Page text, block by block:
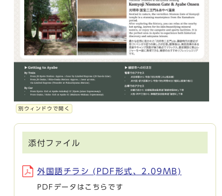
別ウィンドウで開く
添付ファイル
外国語チラシ (PDF形式、2.09MB)
PDFデータはこちらです